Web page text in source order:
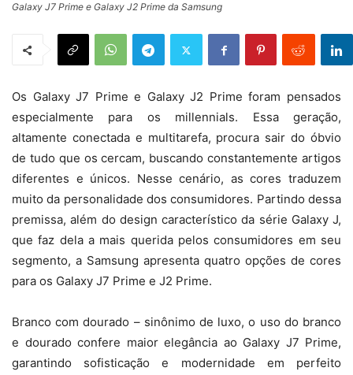
Galaxy J7 Prime e Galaxy J2 Prime da Samsung
Os Galaxy J7 Prime e Galaxy J2 Prime foram pensados
especialmente para os millennials. Essa geração,
altamente conectada e multitarefa, procura sair do óbvio
de tudo que os cercam, buscando constantemente artigos
diferentes e únicos. Nesse cenário, as cores traduzem
muito da personalidade dos consumidores. Partindo dessa
premissa, além do design característico da série Galaxy J,
que faz dela a mais querida pelos consumidores em seu
segmento, a Samsung apresenta quatro opções de cores
para os Galaxy J7 Prime e J2 Prime.
Branco com dourado – sinônimo de luxo, o uso do branco
e dourado confere maior elegância ao Galaxy J7 Prime,
garantindo sofisticação e modernidade em perfeito